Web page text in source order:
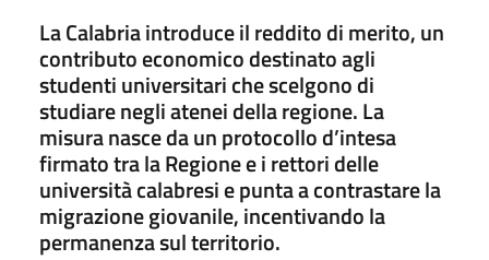
La Calabria introduce il reddito di merito, un
contributo economico destinato agli
studenti universitari che scelgono di
studiare negli atenei della regione. La
misura nasce da un protocollo d’intesa
firmato tra la Regione e i rettori delle
università calabresi e punta a contrastare la
migrazione giovanile, incentivando la
permanenza sul territorio.